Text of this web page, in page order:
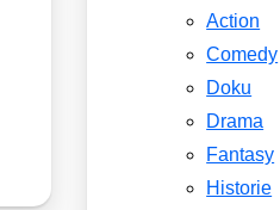
Action
Comedy
Doku
Drama
Fantasy
Historie